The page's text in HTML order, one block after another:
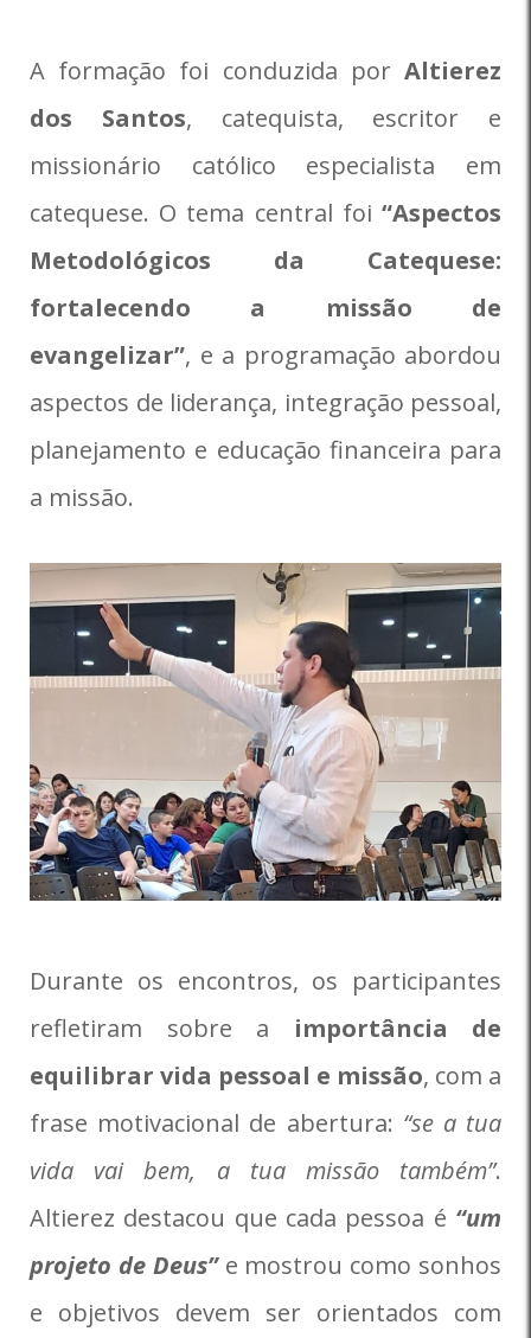
A formação foi conduzida por Altierez
dos Santos, catequista, escritor e
missionário católico especialista em
catequese. O tema central foi “Aspectos
Metodológicos da Catequese:
fortalecendo a missão de
evangelizar”, e a programação abordou
aspectos de liderança, integração pessoal,
planejamento e educação financeira para
a missão.
Durante os encontros, os participantes
refletiram sobre a importância de
equilibrar vida pessoal e missão, com a
frase motivacional de abertura: “se a tua
vida vai bem, a tua missão também”.
Altierez destacou que cada pessoa é “um
projeto de Deus”e mostrou como sonhos
e objetivos devem ser orientados com